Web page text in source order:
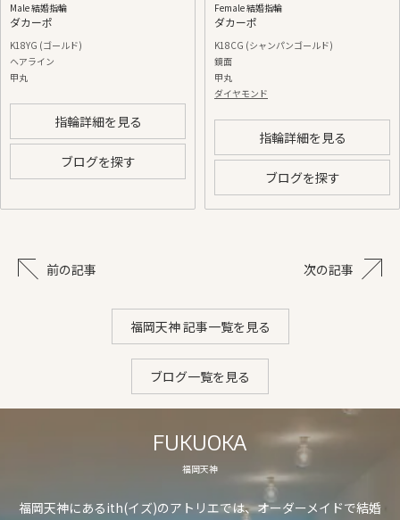
Male 結婚指輪
ダカーポ
K18YG (ゴールド)
ヘアライン
甲丸
指輪詳細を見る
ブログを探す
Female 結婚指輪
ダカーポ
K18CG (シャンパンゴールド)
鏡面
甲丸
ダイヤモンド
指輪詳細を見る
ブログを探す
前の記事 次の記事
福岡天神 記事一覧を見る
ブログ一覧を見る
FUKUOKA
福岡天神
福岡天神にあるith(イズ)のアトリエでは、オーダーメイドで結婚